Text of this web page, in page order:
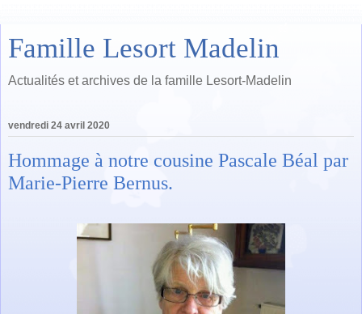
Famille Lesort Madelin
Actualités et archives de la famille Lesort-Madelin
vendredi 24 avril 2020
Hommage à notre cousine Pascale Béal par
Marie-Pierre Bernus.